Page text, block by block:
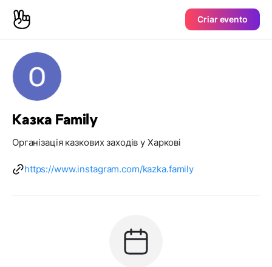
Criar evento
Казка Family
Організація казкових заходів у Харкові
https://www.instagram.com/kazka.family